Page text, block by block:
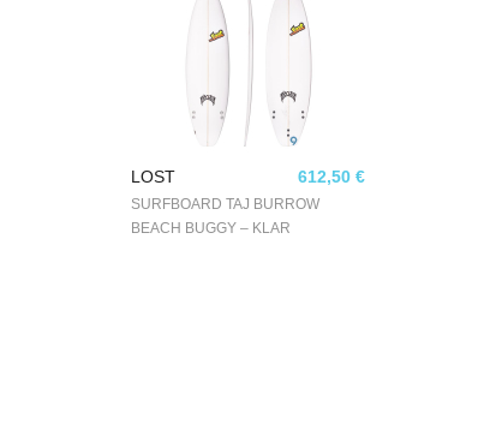
LOST 612,50 €
SURFBOARD TAJ BURROW
BEACH BUGGY – KLAR